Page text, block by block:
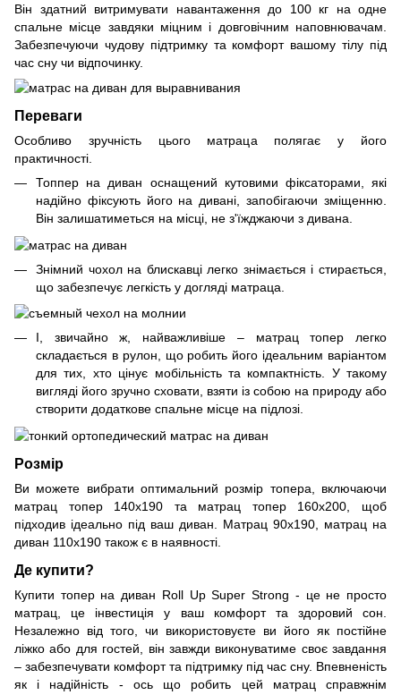
Він здатний витримувати навантаження до 100 кг на одне
спальне місце завдяки міцним і довговічним наповнювачам.
Забезпечуючи чудову підтримку та комфорт вашому тілу під
час сну чи відпочинку.
Переваги
Особливо зручність цього матраца полягає у його
практичності.
Топпер на диван оснащений кутовими фіксаторами, які
надійно фіксують його на дивані, запобігаючи зміщенню.
Він залишатиметься на місці, не з'їжджаючи з дивана.
Знімний чохол на блискавці легко знімається і стирається,
що забезпечує легкість у догляді матраца.
І, звичайно ж, найважливіше – матрац топер легко
складається в рулон, що робить його ідеальним варіантом
для тих, хто цінує мобільність та компактність. У такому
вигляді його зручно сховати, взяти із собою на природу або
створити додаткове спальне місце на підлозі.
Розмір
Ви можете вибрати оптимальний розмір топера, включаючи
матрац топер 140х190 та матрац топер 160x200, щоб
підходив ідеально під ваш диван. Матрац 90х190, матрац на
диван 110х190 також є в наявності.
Де купити?
Купити топер на диван Roll Up Super Strong - це не просто
матрац, це інвестиція у ваш комфорт та здоровий сон.
Незалежно від того, чи використовуєте ви його як постійне
ліжко або для гостей, він завжди виконуватиме своє завдання
– забезпечувати комфорт та підтримку під час сну. Впевненість
як і надійність - ось що робить цей матрац справжнім